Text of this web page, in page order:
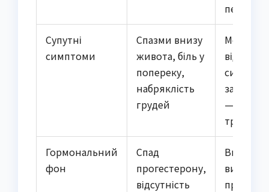
Супутні
симптоми
Спазми внизу
живота, біль у
попереку,
набряклість
грудей
Може
сильний
— сигнал
тривоги
Гормональний
фон
Спад
прогестерону,
відсутність
Високий
високий